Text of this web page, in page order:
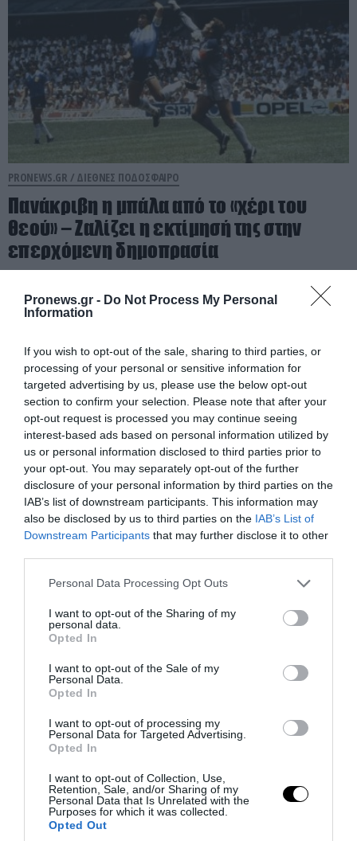
Pronews.gr - Do Not Process My Personal
Information
If you wish to opt-out of the sale, sharing to third parties, or
processing of your personal or sensitive information for
targeted advertising by us, please use the below opt-out
section to confirm your selection. Please note that after your
opt-out request is processed you may continue seeing
interest-based ads based on personal information utilized by
us or personal information disclosed to third parties prior to
your opt-out. You may separately opt-out of the further
disclosure of your personal information by third parties on the
IAB’s list of downstream participants. This information may
also be disclosed by us to third parties on the IAB’s List of
Downstream Participants that may further disclose it to other
Please note that this website/app uses one or more Google
not limited to your visit or usage behaviour. You may click to
grant or deny consent to Google and its third-party tags to
use your data for below specified purposes in below Google
consent section.
Personal Data Processing Opt Outs
I want to opt-out of the Sharing of my
personal data.
Opted In
I want to opt-out of the Sale of my
Personal Data.
Opted In
I want to opt-out of processing my
Personal Data for Targeted Advertising.
Opted In
I want to opt-out of Collection, Use,
Retention, Sale, and/or Sharing of my
Personal Data that Is Unrelated with the
Purposes for which it was collected.
Opted Out
PRONEWS.GR / ΔΙΕΘΝΕΣ ΠΟΔΟΣΦΑΙΡΟ
Πανάκριβη η μπάλα από το «χέρι του
θεού» – Ζαλίζει η εκτίμησή της στην
επερχόμενη δημοπρασία
PRONEWS.GR / ΔΙΕΘΝΕΣ ΠΟΔΟΣΦΑΙΡΟ
Η Μπαρτσελόνα ακύρωσε φιλικό
παιχνίδι στο Μαρόκο λόγω της κρίσης
στη Θέουτα
07.08.2026 | 20:50